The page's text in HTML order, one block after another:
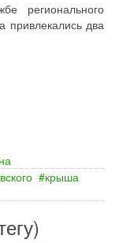
регионального
привлекались два
крыша